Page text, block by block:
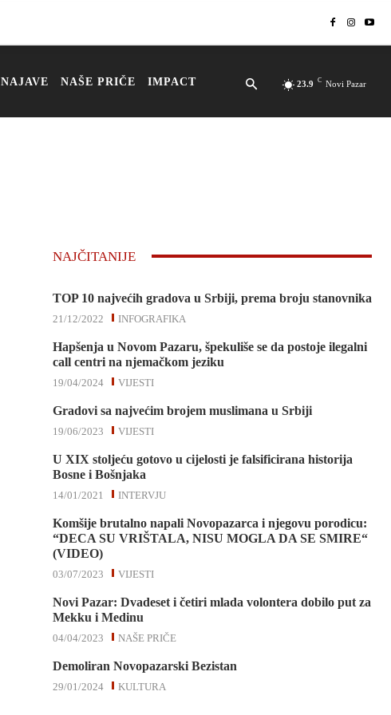
NAJAVE NAŠE PRIČE IMPACT 23.9 C Novi Pazar
NAJČITANIJE
TOP 10 najvećih gradova u Srbiji, prema broju stanovnika
INFOGRAFIKA
21/12/2022
Hapšenja u Novom Pazaru, špekuliše se da postoje ilegalni
call centri na njemačkom jeziku
VIJESTI
19/04/2024
Gradovi sa najvećim brojem muslimana u Srbiji
VIJESTI
19/06/2023
U XIX stoljeću gotovo u cijelosti je falsificirana historija
Bosne i Bošnjaka
INTERVJU
14/01/2021
Komšije brutalno napali Novopazarca i njegovu porodicu:
“DECA SU VRIŠTALA, NISU MOGLA DA SE SMIRE“
(VIDEO)
VIJESTI
03/07/2023
Novi Pazar: Dvadeset i četiri mlada volontera dobilo put za
Mekku i Medinu
NAŠE PRIČE
04/04/2023
Demoliran Novopazarski Bezistan
KULTURA
29/01/2024